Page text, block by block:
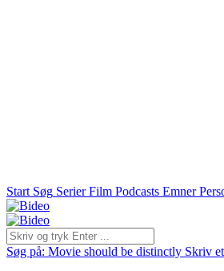
Start Søg Serier Film Podcasts Emner
Søg på: Movie should be distinctly Skriv